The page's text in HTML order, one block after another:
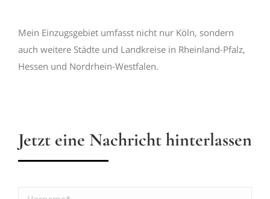
Mein Einzugsgebiet umfasst nicht nur Köln, sondern
auch weitere Städte und Landkreise in Rheinland-Pfalz,
Hessen und Nordrhein-Westfalen.
Jetzt eine Nachricht hinterlassen